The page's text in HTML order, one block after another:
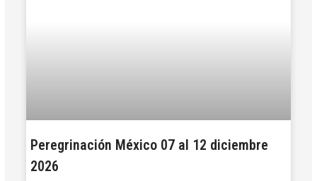
Peregrinación México 07 al 12 diciembre
2026